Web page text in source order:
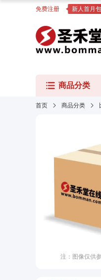
免费注册 新人首月
商品分类
首页 商品分类
注：图像仅供